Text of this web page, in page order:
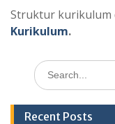
Struktur kurikulum
Kurikulum.
Search
for:
Recent Posts